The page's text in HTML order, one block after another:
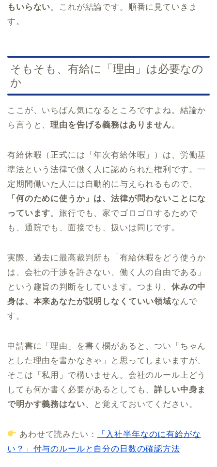
もいらない。これが結論です。順番に見ていきま
す。
そもそも、有給に「理由」は必要なの
か
ここが、いちばん気になるところですよね。結論か
ら言うと、理由を告げる義務はありません。
有給休暇（正式には「年次有給休暇」）は、労働基
準法という法律で働く人に認められた権利です。一
定期間働いた人には自動的に与えられるもので、
「何のために使うか」は、法律が問わないことにな
っています。旅行でも、家でゴロゴロするためで
も、通院でも、面接でも、扱いは同じです。
実際、過去に最高裁判所も「有給休暇をどう使うか
は、会社の干渉を許さない、働く人の自由である」
という趣旨の判断をしています。つまり、 休みの中
身は、本来あなたが説明しなくていい領域なんで
す。
申請書に「理由」を書く欄があると、つい「ちゃん
とした理由を書かなきゃ」と思ってしまいますが、
そこは「私用」で構いません。会社のルール上どう
しても何か書く必要があるとしても、詳しい中身ま
で明かす義務はない、と覚えておいてください。
あわせて読みたい：
「入社半年なのに有給がな
い？」付与のルールと自分の日数の確認方法